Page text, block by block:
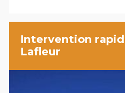
Intervention
Lafleur